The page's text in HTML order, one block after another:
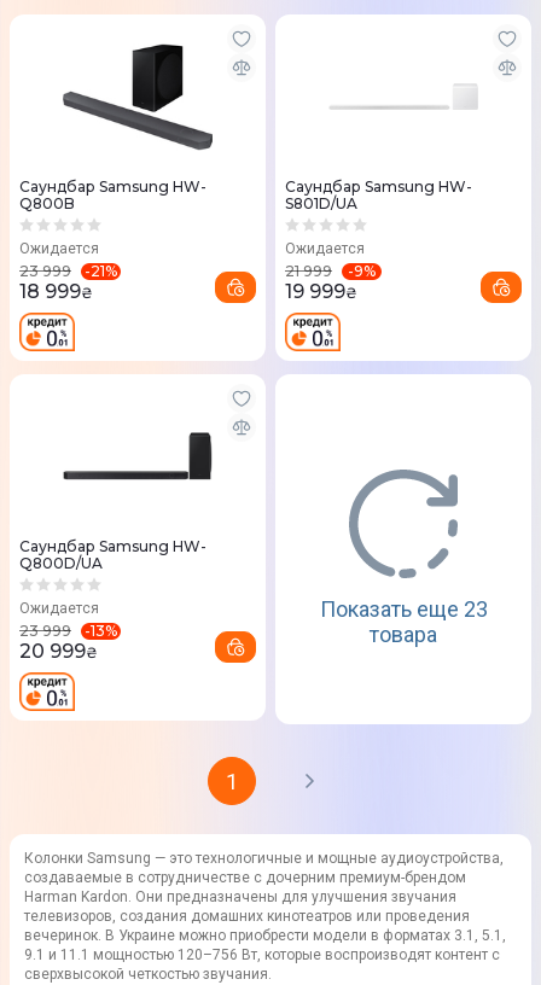
Саундбар Samsung HW-
Q800B
Ожидается
23 999 -21%
18 999₴
Саундбар Samsung HW-
S801D/UA
Ожидается
21 999 -9%
19 999₴
Саундбар Samsung HW-
Q800D/UA
Ожидается
23 999 -13%
20 999₴
Показать еще 23
товара
1
Колонки Samsung — это технологичные и мощные аудиоустройства,
создаваемые в сотрудничестве с дочерним премиум-брендом
Harman Kardon. Они предназначены для улучшения звучания
телевизоров, создания домашних кинотеатров или проведения
вечеринок. В Украине можно приобрести модели в форматах 3.1, 5.1,
9.1 и 11.1 мощностью 120–756 Вт, которые воспроизводят контент с
сверхвысокой четкостью звучания.